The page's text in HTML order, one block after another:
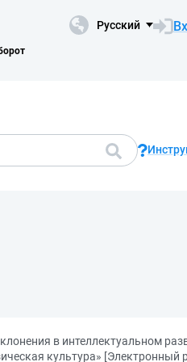
Русский
в интеллектуальном
культура» [Электронный